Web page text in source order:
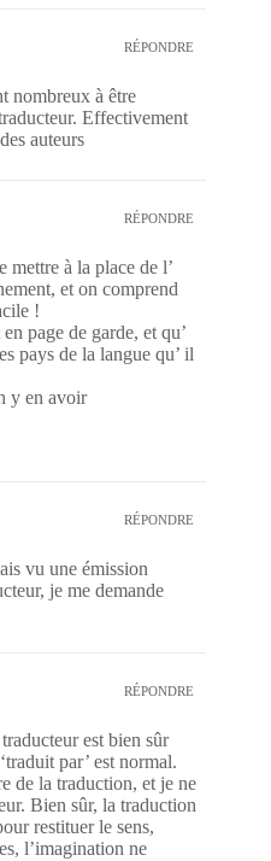
RÉPONDRE
nombreux à être
Effectivement
auteurs
RÉPONDRE
mettre à la place de l’
et on comprend
!
page de garde, et qu’
pays de la langue qu’ il
y en avoir
RÉPONDRE
vu une émission
je me demande
RÉPONDRE
est bien sûr
par’ est normal.
de la traduction, et je ne
Bien sûr, la traduction
restituer le sens,
l’imagination ne